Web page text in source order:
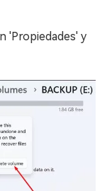
'Propiedades' y